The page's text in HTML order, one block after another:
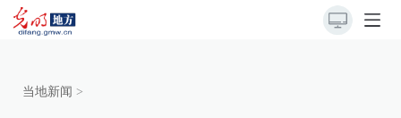
当地新闻 >